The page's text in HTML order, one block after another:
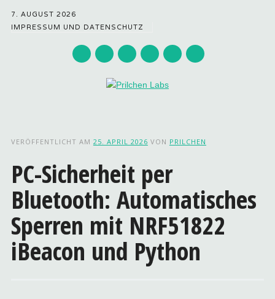
7. AUGUST 2026
IMPRESSUM UND DATENSCHUTZ
VERÖFFENTLICHT AM 25. APRIL 2026 VON PRILCHEN
PC-Sicherheit per
Bluetooth: Automatisches
Sperren mit NRF51822
iBeacon und Python